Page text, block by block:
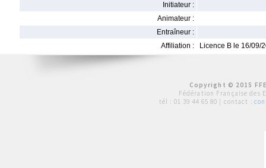
Initiateur :
Animateur :
Entraîneur :
Affiliation :
Licence B le 16/09/
Copyright © 2015
Fédération Française des
tél : 01 39 44 65 80 | contact :